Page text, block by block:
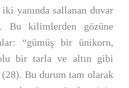
yanında sallanan duvar
Bu kilimlerden gözüne
“gümüş bir ünikorn,
bir tarla ve altın gibi
Bu durum tam olarak